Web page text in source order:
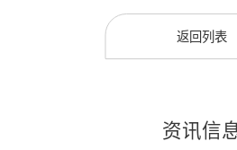
返回列表
资讯信